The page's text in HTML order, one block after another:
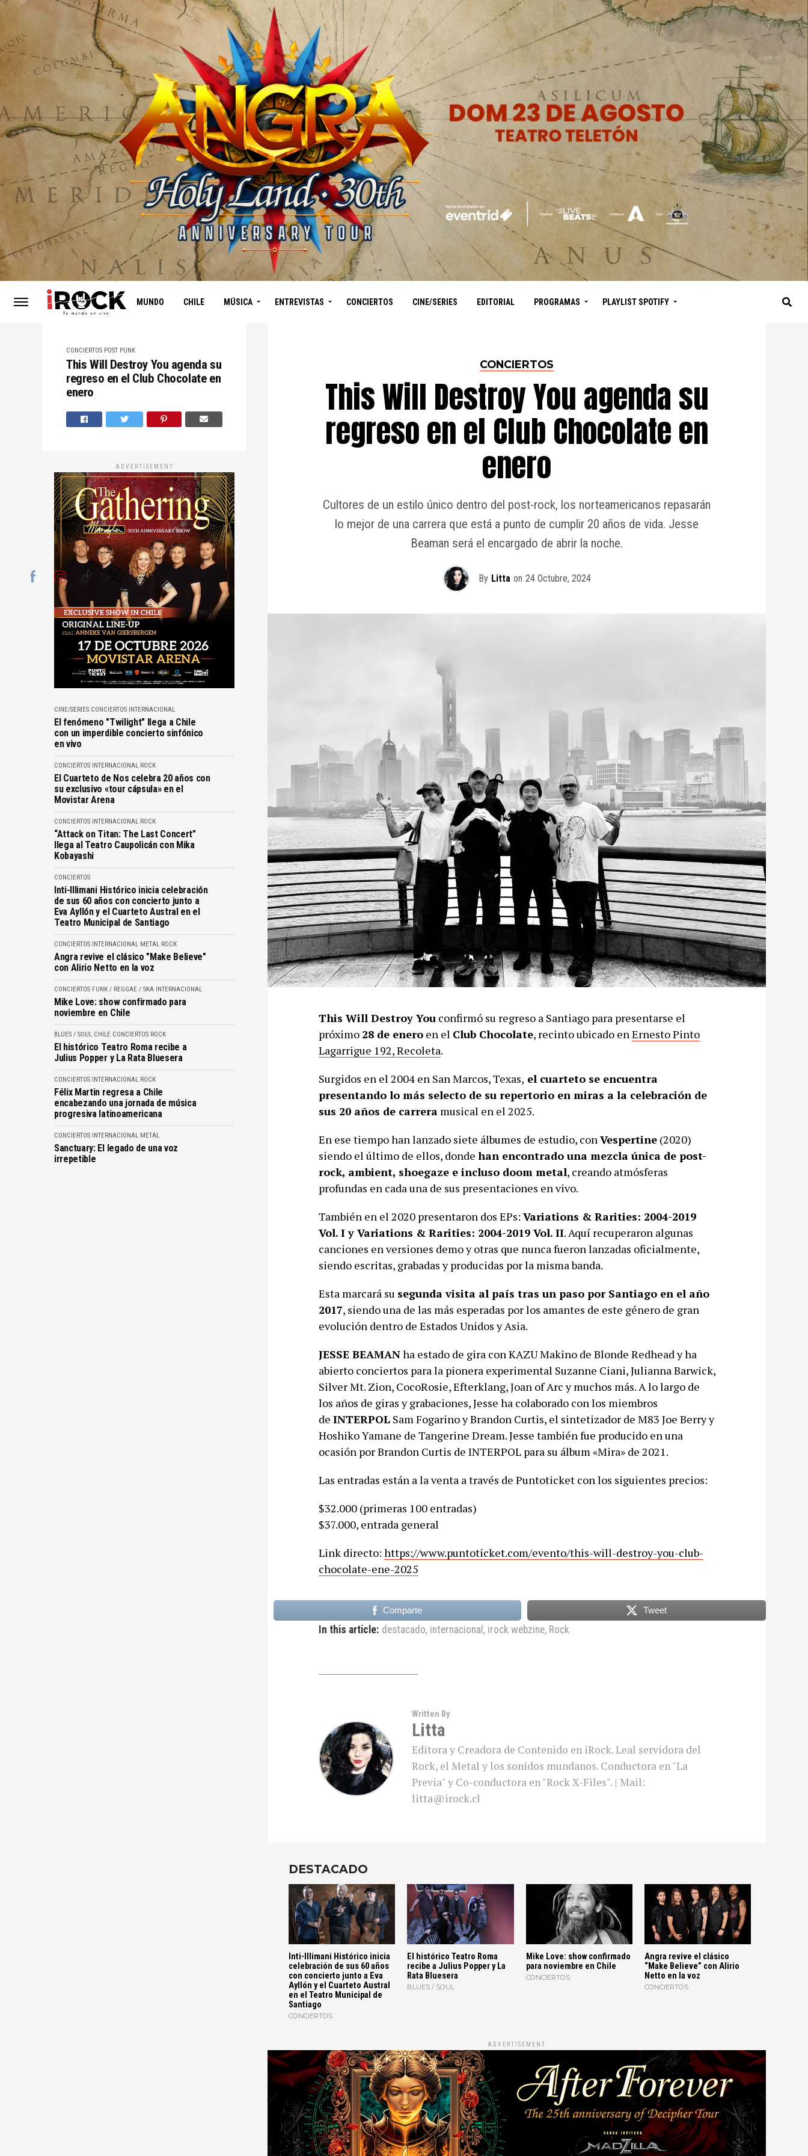
MUNDO CHILE MÚSICA ENTREVISTAS CONCIERTOS CINE/SERIES EDITORIAL PROGRAMAS PLAYLIST SPOTIFY
CONCIERTOS POST PUNK
This Will Destroy You agenda su
regreso en el Club Chocolate en
enero
ADVERTISEMENT
CINE/SERIES CONCIERTOS INTERNACIONAL
El fenómeno "Twilight" llega a Chile
con un imperdible concierto sinfónico
en vivo
CONCIERTOS INTERNACIONAL ROCK
El Cuarteto de Nos celebra 20 años con
su exclusivo «tour cápsula» en el
Movistar Arena
CONCIERTOS INTERNACIONAL ROCK
“Attack on Titan: The Last Concert”
llega al Teatro Caupolicán con Mika
Kobayashi
CONCIERTOS
Inti-Illimani Histórico inicia celebración
de sus 60 años con concierto junto a
Eva Ayllón y el Cuarteto Austral en el
Teatro Municipal de Santiago
CONCIERTOS INTERNACIONAL METAL ROCK
Angra revive el clásico "Make Believe"
con Alirio Netto en la voz
CONCIERTOS FUNK / REGGAE / SKA INTERNACIONAL
Mike Love: show confirmado para
noviembre en Chile
BLUES / SOUL CHILE CONCIERTOS ROCK
El histórico Teatro Roma recibe a
Julius Popper y La Rata Bluesera
CONCIERTOS INTERNACIONAL ROCK
Félix Martin regresa a Chile
encabezando una jornada de música
progresiva latinoamericana
CONCIERTOS INTERNACIONAL METAL
Sanctuary: El legado de una voz
irrepetible
CONCIERTOS
This Will Destroy You agenda su
regreso en el Club Chocolate en
enero
Cultores de un estilo único dentro del post-rock, los norteamericanos repasarán
lo mejor de una carrera que está a punto de cumplir 20 años de vida. Jesse
Beaman será el encargado de abrir la noche.
By Litta on 24 Octubre, 2024
This Will Destroy Youconfirmó su regreso a Santiago para presentarse el
próximo 28 de eneroen el Club Chocolate, recinto ubicado enErnesto Pinto
Lagarrigue 192, Recoleta.
Surgidos en el 2004 en San Marcos, Texas, el cuarteto se encuentra
presentando lo más selecto de su repertorio en miras a la celebración de
sus 20 años de carreramusical en el 2025.
En ese tiempo han lanzado siete álbumes de estudio, conVespertine(2020)
siendo el último de ellos, donde han encontrado una mezcla única de post-
rock, ambient, shoegaze e incluso doom metal, creando atmósferas
profundas en cada una de sus presentaciones en vivo.
También en el 2020 presentaron dos EPs: Variations & Rarities: 2004-2019
Vol. I y Variations & Rarities: 2004-2019 Vol. II. Aquí recuperaron algunas
canciones en versiones demo y otras que nunca fueron lanzadas oficialmente,
siendo escritas, grabadas y producidas por la misma banda.
Esta marcará su segunda visita al país tras un paso por Santiago en el año
2017, siendo una de las más esperadas por los amantes de este género de gran
evolución dentro de Estados Unidos y Asia.
JESSE BEAMANha estado de gira con KAZU Makino de Blonde Redhead y ha
abierto conciertos para la pionera experimental Suzanne Ciani, Julianna Barwick,
Silver Mt. Zion, CocoRosie, Efterklang, Joan of Arc y muchos más. A lo largo de
los años de giras y grabaciones, Jesse ha colaborado con los miembros
de INTERPOLSam Fogarino y Brandon Curtis, el sintetizador de M83 Joe Berry y
Hoshiko Yamane de Tangerine Dream. Jesse también fue producido en una
ocasión por Brandon Curtis de INTERPOL para su álbum «Mira» de 2021.
Las entradas están a la venta a través de Puntoticket con los siguientes precios:
$32.000 (primeras 100 entradas)
$37.000, entrada general
Link directo: https://www.puntoticket.com/evento/this-will-destroy-you-club-
chocolate-ene-2025
Comparte Tweet
In this article: destacado, internacional , irock webzine, Rock
Written By
Litta
Editora y Creadora de Contenido en iRock. Leal servidora del
Rock, el Metal y los sonidos mundanos. Conductora en "La
Previa" y Co-conductora en "Rock X-Files". | Mail:
litta@irock.cl
DESTACADO
Inti-Illimani Histórico inicia
celebración de sus 60 años
con concierto junto a Eva
Ayllón y el Cuarteto Austral
en el Teatro Municipal de
Santiago
CONCIERTOS
El histórico Teatro Roma
recibe a Julius Popper y La
Rata Bluesera
BLUES / SOUL
Mike Love: show confirmado
para noviembre en Chile
CONCIERTOS
Angra revive el clásico
“Make Believe” con Alirio
Netto en la voz
CONCIERTOS
ADVERTISEMENT